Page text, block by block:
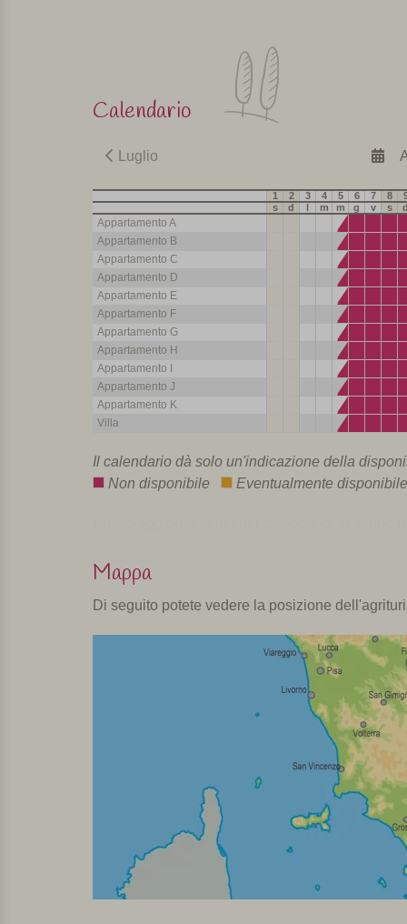
Calendario
Luglio
1 2 3 4 5 6 7 8
s
d m m g v s d
Appartamento A
Appartamento B
Appartamento C
Appartamento D
Appartamento E
Appartamento F
Appartamento G
Appartamento H
Appartamento I
Appartamento J
Appartamento K
Villa
Il calendario dà solo un'indicazione della
Non disponibile
Eventualmente
Mappa
Di seguito potete vedere la posizione